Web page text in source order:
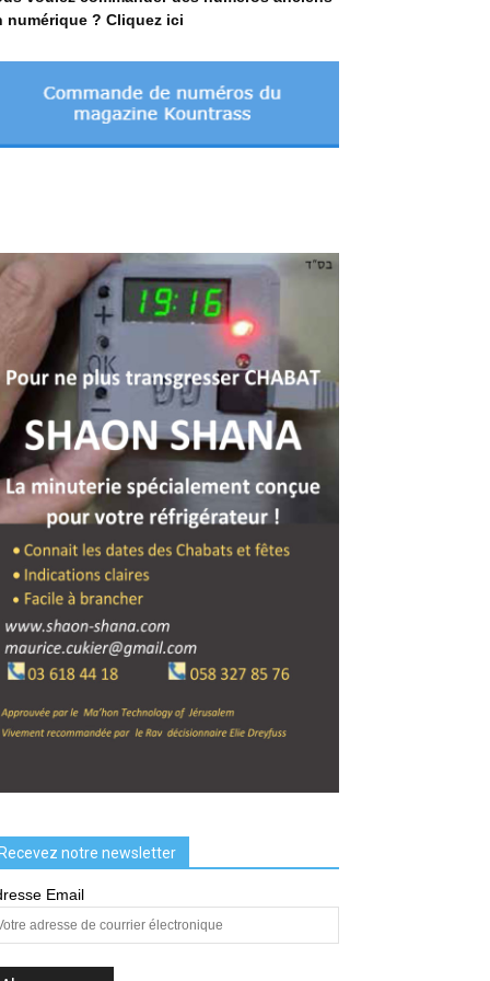
numérique ? Cliquez ici
notre newsletter
Email